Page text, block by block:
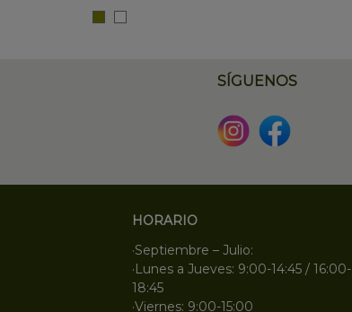
SÍGUENOS
HORARIO
·Septiembre – Julio:
·Lunes a Jueves: 9:00-14:45 / 16:00-
18:45
·Viernes: 9:00-15:00